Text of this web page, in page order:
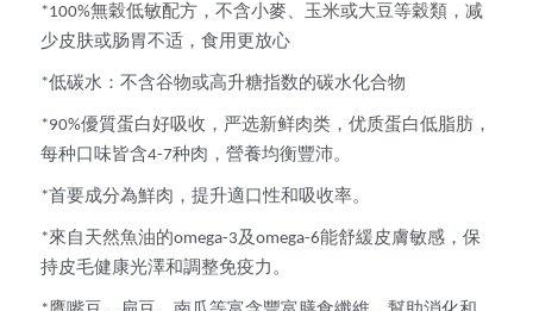
*100%無穀低敏配方，不含小麥、玉米或大豆等穀類，减
少皮肤或肠胃不适，食用更放心
*低碳水：不含谷物或高升糖指数的碳水化合物
*90%優質蛋白好吸收，严选新鲜肉类，优质蛋白低脂肪，
每种口味皆含4-7种肉，營養均衡豐沛。
*首要成分為鮮肉，提升適口性和吸收率。
*來自天然魚油的omega-3及omega-6能舒緩皮膚敏感，保
持皮毛健康光澤和調整免疫力。